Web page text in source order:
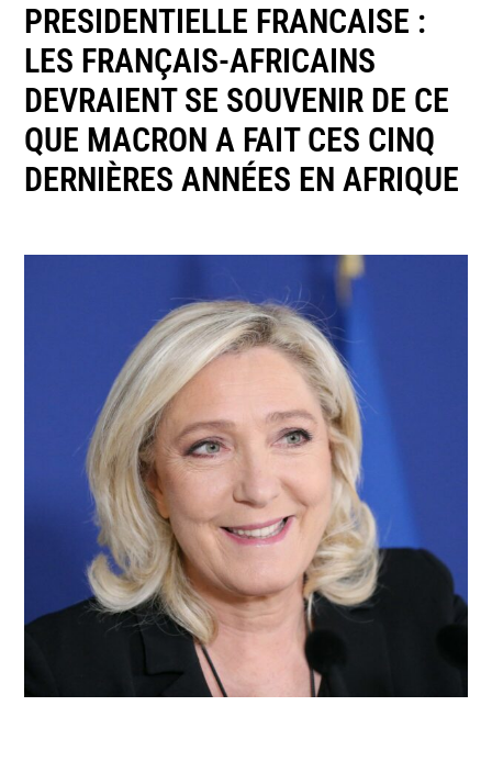
PRESIDENTIELLE FRANCAISE :
LES FRANÇAIS-AFRICAINS
DEVRAIENT SE SOUVENIR DE CE
QUE MACRON A FAIT CES CINQ
DERNIÈRES ANNÉES EN AFRIQUE